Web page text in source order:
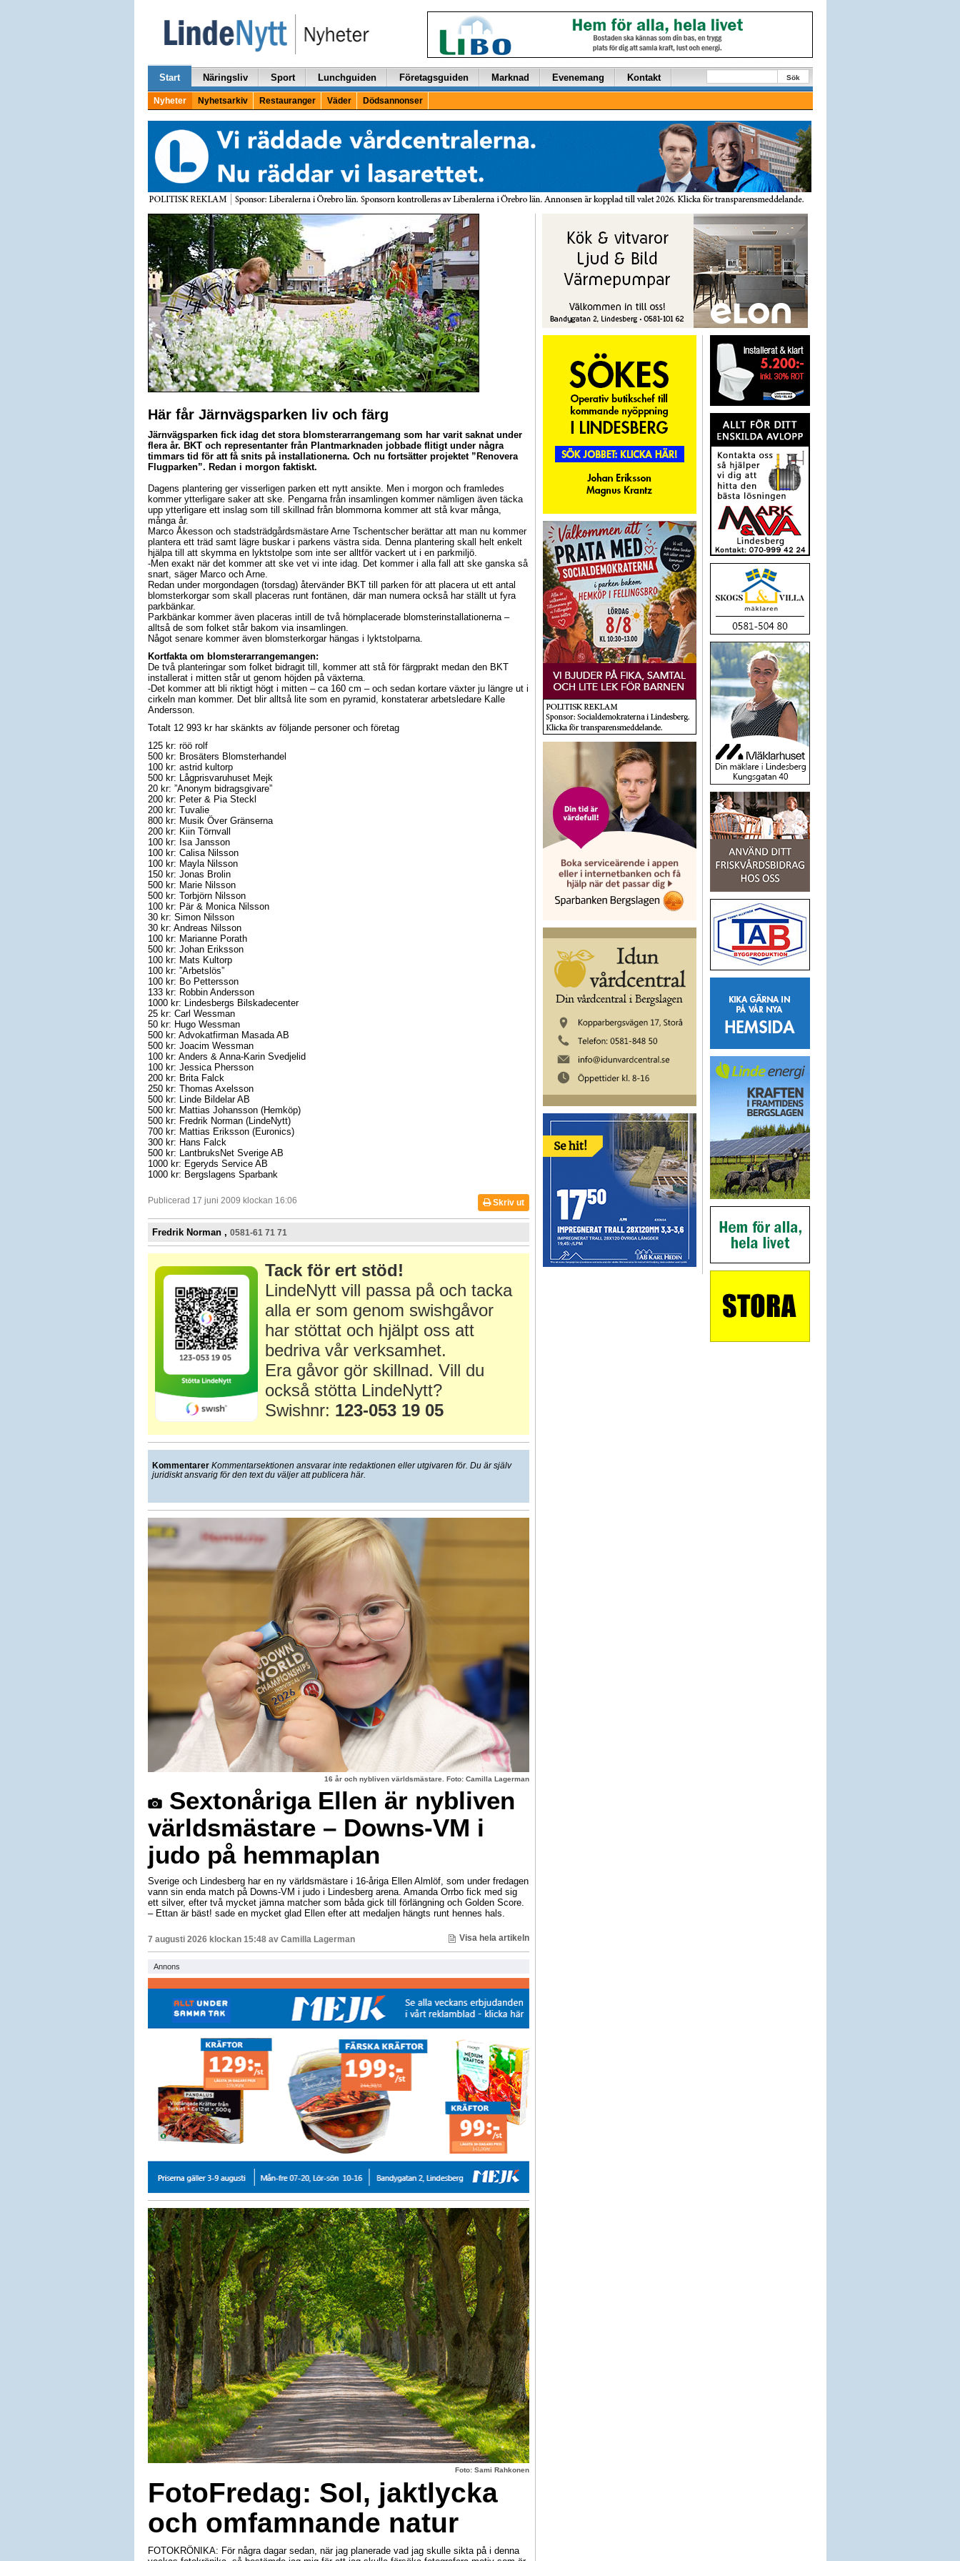
Start Näringsliv Sport Lunchguiden Företagsguiden Marknad Evenemang Kontakt Sök
Nyheter Nyhetsarkiv Restauranger Väder Dödsannonser
Här får Järnvägsparken liv och färg
Järnvägsparken fick idag det stora blomsterarrangemang som har varit saknat under
flera år. BKT och representanter från Plantmarknaden jobbade flitigt under några
timmars tid för att få snits på installationerna. Och nu fortsätter projektet ”Renovera
Flugparken”. Redan i morgon faktiskt.
Dagens plantering ger visserligen parken ett nytt ansikte. Men i morgon och framledes
kommer ytterligare saker att ske. Pengarna från insamlingen kommer nämligen även täcka
upp ytterligare ett inslag som till skillnad från blommorna kommer att stå kvar många,
många år.
Marco Åkesson och stadsträdgårdsmästare Arne Tschentscher berättar att man nu kommer
plantera ett träd samt lägre buskar i parkens västra sida. Denna plantering skall helt enkelt
hjälpa till att skymma en lyktstolpe som inte ser alltför vackert ut i en parkmiljö.
-Men exakt när det kommer att ske vet vi inte idag. Det kommer i alla fall att ske ganska så
snart, säger Marco och Arne.
Redan under morgondagen (torsdag) återvänder BKT till parken för att placera ut ett antal
blomsterkorgar som skall placeras runt fontänen, där man numera också har ställt ut fyra
parkbänkar.
Parkbänkar kommer även placeras intill de två hörnplacerade blomsterinstallationerna –
alltså de som folket står bakom via insamlingen.
Något senare kommer även blomsterkorgar hängas i lyktstolparna.
Kortfakta om blomsterarrangemangen:
De två planteringar som folket bidragit till, kommer att stå för färgprakt medan den BKT
installerat i mitten står ut genom höjden på växterna.
-Det kommer att bli riktigt högt i mitten – ca 160 cm – och sedan kortare växter ju längre ut i
cirkeln man kommer. Det blir alltså lite som en pyramid, konstaterar arbetsledare Kalle
Andersson.
Totalt 12 993 kr har skänkts av följande personer och företag
125 kr: röö rolf
500 kr: Brosäters Blomsterhandel
100 kr: astrid kultorp
500 kr: Lågprisvaruhuset Mejk
20 kr: ”Anonym bidragsgivare”
200 kr: Peter & Pia Steckl
200 kr: Tuvalie
800 kr: Musik Över Gränserna
200 kr: Kiin Törnvall
100 kr: Isa Jansson
100 kr: Calisa Nilsson
100 kr: Mayla Nilsson
150 kr: Jonas Brolin
500 kr: Marie Nilsson
500 kr: Torbjörn Nilsson
100 kr: Pär & Monica Nilsson
30 kr: Simon Nilsson
30 kr: Andreas Nilsson
100 kr: Marianne Porath
500 kr: Johan Eriksson
100 kr: Mats Kultorp
100 kr: ”Arbetslös”
100 kr: Bo Pettersson
133 kr: Robbin Andersson
1000 kr: Lindesbergs Bilskadecenter
25 kr: Carl Wessman
50 kr: Hugo Wessman
500 kr: Advokatfirman Masada AB
500 kr: Joacim Wessman
100 kr: Anders & Anna-Karin Svedjelid
100 kr: Jessica Phersson
200 kr: Brita Falck
250 kr: Thomas Axelsson
500 kr: Linde Bildelar AB
500 kr: Mattias Johansson (Hemköp)
500 kr: Fredrik Norman (LindeNytt)
700 kr: Mattias Eriksson (Euronics)
300 kr: Hans Falck
500 kr: LantbruksNet Sverige AB
1000 kr: Egeryds Service AB
1000 kr: Bergslagens Sparbank
Publicerad 17 juni 2009 klockan 16:06 Skriv ut
Fredrik Norman , 0581-61 71 71
Tack för ert stöd!
LindeNytt vill passa på och tacka
alla er som genom swishgåvor
har stöttat och hjälpt oss att
bedriva vår verksamhet.
Era gåvor gör skillnad. Vill du
också stötta LindeNytt?
Swishnr: 123-053 19 05
Kommentarer Kommentarsektionen ansvarar inte redaktionen eller utgivaren för. Du är själv
juridiskt ansvarig för den text du väljer att publicera här.
16 år och nybliven världsmästare. Foto: Camilla Lagerman
Sextonåriga Ellen är nybliven
världsmästare – Downs-VM i
judo på hemmaplan
Sverige och Lindesberg har en ny världsmästare i 16-åriga Ellen Almlöf, som under fredagen
vann sin enda match på Downs-VM i judo i Lindesberg arena. Amanda Orrbo fick med sig
ett silver, efter två mycket jämna matcher som båda gick till förlängning och Golden Score.
– Ettan är bäst! sade en mycket glad Ellen efter att medaljen hängts runt hennes hals.
7 augusti 2026 klockan 15:48 av Camilla Lagerman Visa hela artikeln
Annons
Foto: Sami Rahkonen
FotoFredag: Sol, jaktlycka
och omfamnande natur
FOTOKRÖNIKA: För några dagar sedan, när jag planerade vad jag skulle sikta på i denna